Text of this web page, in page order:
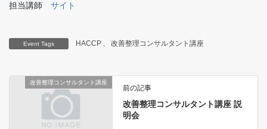
担当講師 サイト
Event Tags HACCP 、 改善整理コンサルタント講座
改善整理コンサルタント講座
前の記事
改善整理コンサルタント講座 説
明会